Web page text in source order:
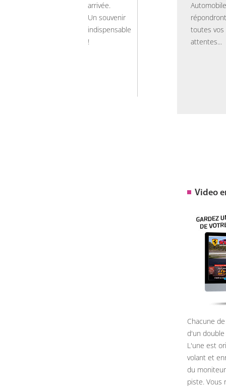
arrivée.
Un souvenir
indispensable
!
Automobile
toutes vos
attentes...
Video
Chacune
d'un
L'une est
volant et
du
piste. Vous